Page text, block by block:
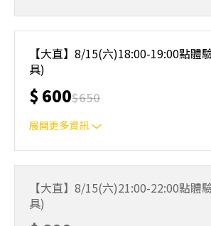
制。歡迎邀請親友一同報名參加，享受團
人數未達開班門檻，或因天候不佳無法如
情況安排延期或併班處理。 ⚠️ 報名完成後
無法上課，僅提供課程延期選項，恕不
與課程異動規則】。報名後視為您已同
【大直】8/15(六)18:00-19:00點體
具)
$ 600$650
展開更多資訊
制。歡迎邀請親友一同報名參加，享受團
人數未達開班門檻，或因天候不佳無法如
情況安排延期或併班處理。 ⚠️ 報名完成後
【大直】8/15(六)21:00-22:00點體
具)